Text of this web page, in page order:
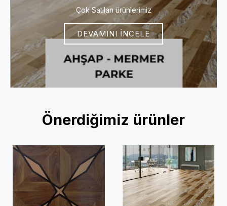
Çok Satılan ürünlerimiz
DEVAMINI İNCELE
Önerdiğimiz ürünler